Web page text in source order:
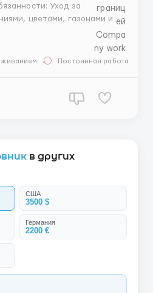
цветами, газонами и
и взаимодействие с
Постоянная работа
в других
США
3500 $
Германия
2200 €